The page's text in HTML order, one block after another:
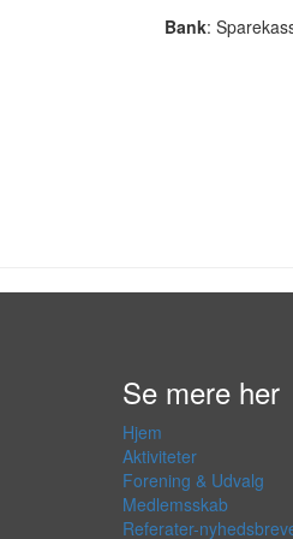
Bank:
Se mere her
Hjem
Aktiviteter
Forening & Udvalg
Medlemsskab
Referater-